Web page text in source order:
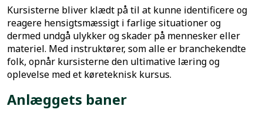
Kursisterne bliver klædt på til at kunne identificere og
reagere hensigtsmæssigt i farlige situationer og
dermed undgå ulykker og skader på mennesker eller
materiel. Med instruktører, som alle er branchekendte
folk, opnår kursisterne den ultimative læring og
oplevelse med et køreteknisk kursus.
Anlæggets baner